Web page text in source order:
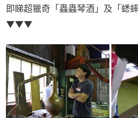
即睇超獵奇「蟲蟲琴酒」及「蟋
▼▼▼